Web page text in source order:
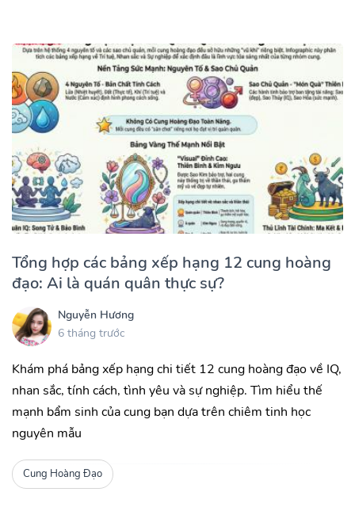
Tổng hợp các bảng xếp hạng 12 cung hoàng
đạo: Ai là quán quân thực sự?
Nguyễn Hương
6 tháng trước
Khám phá bảng xếp hạng chi tiết 12 cung hoàng đạo về IQ,
nhan sắc, tính cách, tình yêu và sự nghiệp. Tìm hiểu thế
mạnh bẩm sinh của cung bạn dựa trên chiêm tinh học
nguyên mẫu
Cung Hoàng Đạo